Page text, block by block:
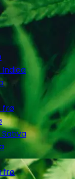
Indica
frø
frø